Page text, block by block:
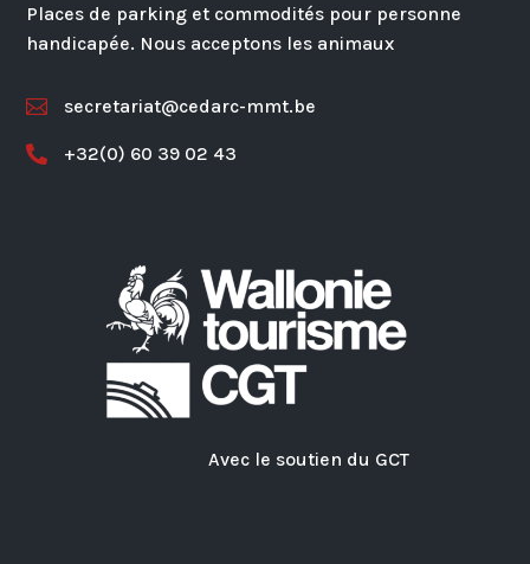
Places de parking et commodités pour personne
handicapée. Nous acceptons les animaux
 secretariat@cedarc-mmt.be
 +32(0) 60 39 02 43
Avec le soutien du GCT